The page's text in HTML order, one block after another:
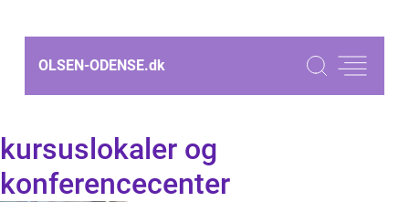
OLSEN-ODENSE.dk
kursuslokaler og
konferencecenter